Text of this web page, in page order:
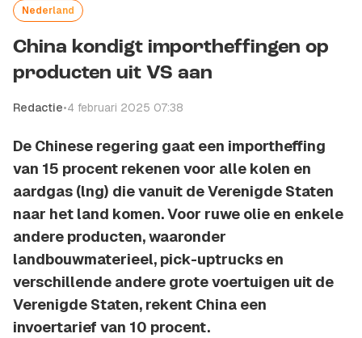
Nederland
China kondigt importheffingen op
producten uit VS aan
Redactie•4 februari 2025 07:38
De Chinese regering gaat een importheffing
van 15 procent rekenen voor alle kolen en
aardgas (lng) die vanuit de Verenigde Staten
naar het land komen. Voor ruwe olie en enkele
andere producten, waaronder
landbouwmaterieel, pick-uptrucks en
verschillende andere grote voertuigen uit de
Verenigde Staten, rekent China een
invoertarief van 10 procent.